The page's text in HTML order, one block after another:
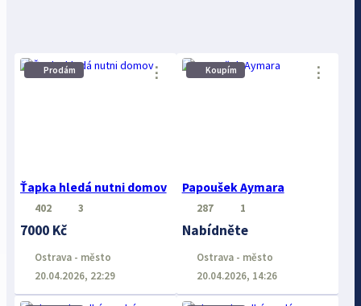
Prodám
Ťapka hledá nutni domov
⋮
402 3
7000 Kč
Ostrava - město
20.04.2026, 22:29
Koupím
Papoušek Aymara
⋮
287 1
Nabídněte
Ostrava - město
20.04.2026, 14:26